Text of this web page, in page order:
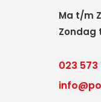
Ma t/m
Zondag
023 573